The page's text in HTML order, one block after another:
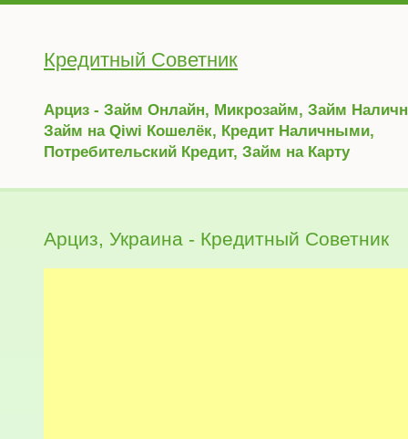
Кредитный Советник
Арциз - Займ Онлайн, Микрозайм, Займ
Займ на Qiwi Кошелёк, Кредит Наличными,
Потребительский Кредит, Займ на Карту
Арциз, Украина - Кредитный Советник